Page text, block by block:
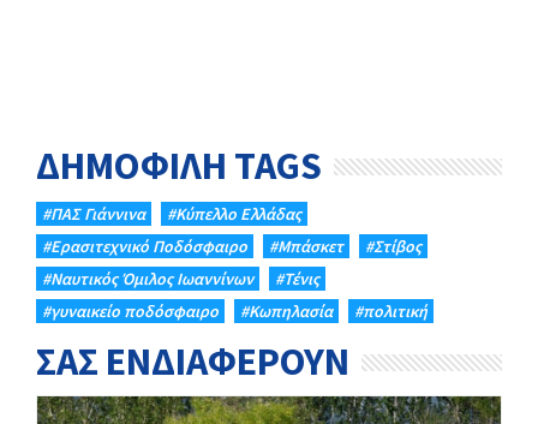
ΔΗΜΟΦΙΛΗ TAGS
#ΠΑΣ Γιάννινα
#Κύπελλο Ελλάδας
#Eρασιτεχνικό Ποδόσφαιρο
#Μπάσκετ
#Στίβος
#Ναυτικός Όμιλος Ιωαννίνων
#Τένις
#γυναικείο ποδόσφαιρο
#Κωπηλασία #πολιτική
ΣΑΣ ΕΝΔΙΑΦΕΡΟΥΝ